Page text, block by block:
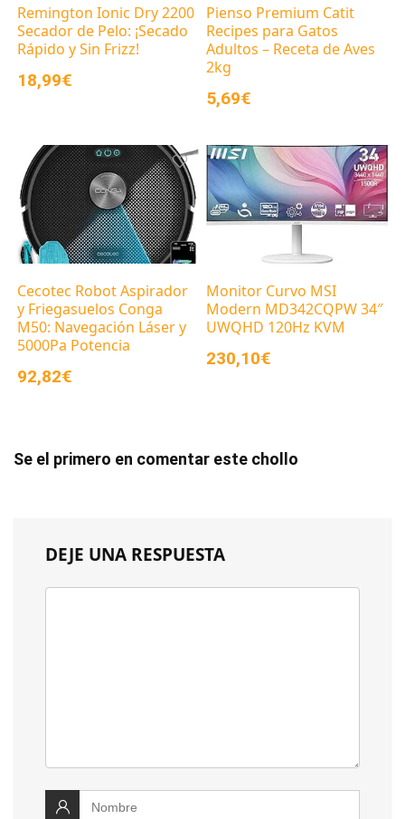
Remington Ionic Dry 2200
Secador de Pelo: ¡Secado
Rápido y Sin Frizz!
18,99€
Pienso Premium Catit
Recipes para Gatos
Adultos – Receta de Aves
2kg
5,69€
Cecotec Robot Aspirador
y Friegasuelos Conga
M50: Navegación Láser y
5000Pa Potencia
92,82€
Monitor Curvo MSI
Modern MD342CQPW 34″
UWQHD 120Hz KVM
230,10€
Se el primero en comentar este chollo
DEJE UNA RESPUESTA